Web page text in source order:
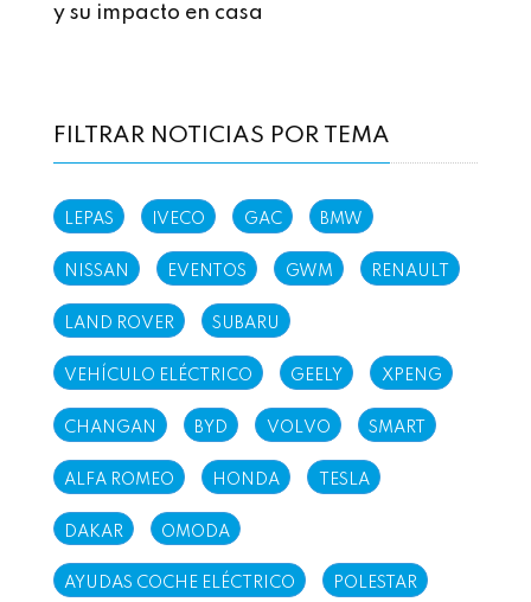
y su impacto en casa
FILTRAR NOTICIAS POR TEMA
LEPAS IVECO GAC BMW
NISSAN EVENTOS GWM RENAULT
LAND ROVER SUBARU
VEHÍCULO ELÉCTRICO GEELY XPENG
CHANGAN BYD VOLVO SMART
ALFA ROMEO HONDA TESLA
DAKAR OMODA
AYUDAS COCHE ELÉCTRICO POLESTAR